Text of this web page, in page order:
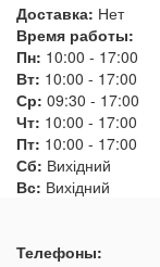
Доставка: Нет
Время работы:
Пн: 10:00 - 17:00
Вт: 10:00 - 17:00
Ср: 09:30 - 17:00
Чт: 10:00 - 17:00
Пт: 10:00 - 17:00
Сб: Вихідний
Вс: Вихідний
Телефоны: